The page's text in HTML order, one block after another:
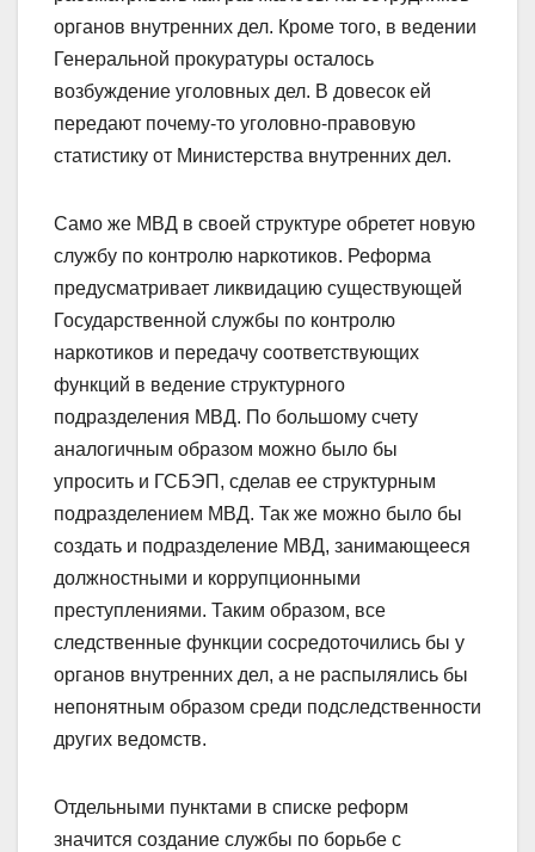
органов внутренних дел. Кроме того, в ведении
Генеральной прокуратуры осталось
возбуждение уголовных дел. В довесок ей
передают почему-то уголовно-правовую
статистику от Министерства внутренних дел.
Само же МВД в своей структуре обретет новую
службу по контролю наркотиков. Реформа
предусматривает ликвидацию существующей
Государственной службы по контролю
наркотиков и передачу соответствующих
функций в ведение структурного
подразделения МВД. По большому счету
аналогичным образом можно было бы
упросить и ГСБЭП, сделав ее структурным
подразделением МВД. Так же можно было бы
создать и подразделение МВД, занимающееся
должностными и коррупционными
преступлениями. Таким образом, все
следственные функции сосредоточились бы у
органов внутренних дел, а не распылялись бы
непонятным образом среди подследственности
других ведомств.
Отдельными пунктами в списке реформ
значится создание службы по борьбе с